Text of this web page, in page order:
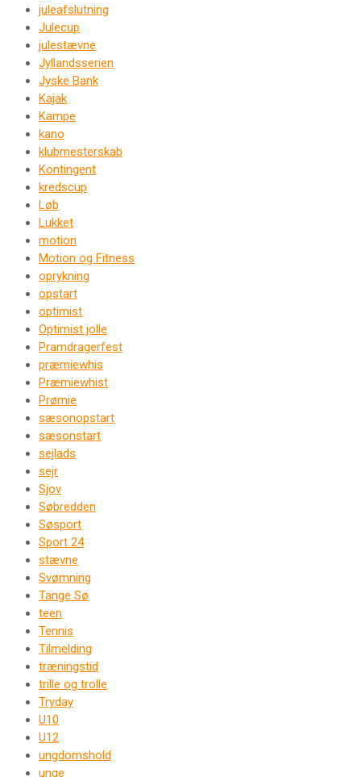
juleafslutning
Julecup
julestævne
Jyllandsserien
Jyske Bank
Kajak
Kampe
kano
klubmesterskab
Kontingent
kredscup
Løb
Lukket
motion
Motion og Fitness
oprykning
opstart
optimist
Optimist jolle
Pramdragerfest
præmiewhis
Præmiewhist
Prømie
sæsonopstart
sæsonstart
sejlads
sejr
Sjov
Søbredden
Søsport
Sport 24
stævne
Svømning
Tange Sø
teen
Tennis
Tilmelding
træningstid
trille og trolle
Tryday
U10
U12
ungdomshold
unge